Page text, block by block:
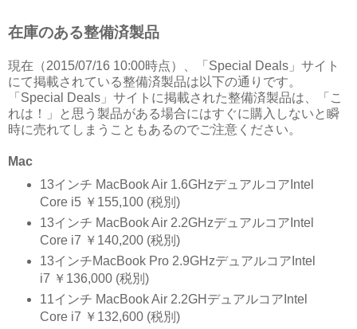
在庫のある整備済製品
現在（2015/07/16 10:00時点）、「Special Deals」サイト
にて掲載されている整備済製品は以下の通りです。
「Special Deals」サイトに掲載された整備済製品は、「こ
れは！」と思う製品がある場合にはすぐに購入しないと瞬
時に売れてしまうこともあるのでご注意ください。
Mac
13インチ MacBook Air 1.6GHzデュアルコアIntel
Core i5 ￥155,100 (税別)
13インチ MacBook Air 2.2GHzデュアルコアIntel
Core i7 ￥140,200 (税別)
13インチMacBook Pro 2.9GHzデュアルコアIntel
i7 ￥136,000 (税別)
11インチ MacBook Air 2.2GHデュアルコアIntel
Core i7 ￥132,600 (税別)